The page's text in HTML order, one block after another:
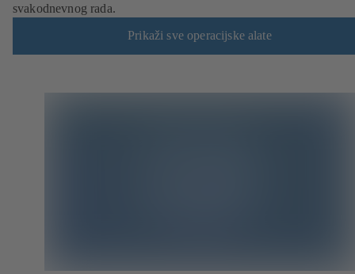
svakodnevnog rada.
Prikaži sve operacijske alate